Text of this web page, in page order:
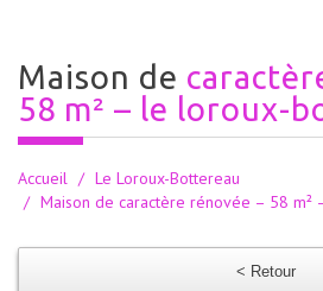
maison de
58 m² – le loroux-
Accueil
Le Loroux-Bottereau
Maison de caractère rénovée – 58 m²
< Retour